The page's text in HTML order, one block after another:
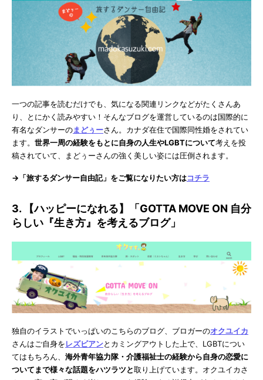
一つの記事を読むだけでも、気になる関連リンクなどがたくさんあ
り、とにかく読みやすい！そんなブログを運営しているのは国際的に
有名なダンサーのまどぅーさん。カナダ在住で国際同性婚をされてい
ます。 世界一周の経験をもとに自身の人生やLGBTについて考えを投
稿されていて、まどぅーさんの強く美しい姿には圧倒されます。
→「旅するダンサー自由記」をご覧になりたい方はコチラ
3. 【ハッピーになれる】「GOTTA MOVE ON 自分
らしい『生き方』を考えるブログ」
独自のイラストでいっぱいのこちらのブログ、ブロガーのオクユイカ
さんはご自身をレズビアンとカミングアウトした上で、LGBTについ
てはもちろん、 海外青年協力隊・介護福祉士の経験から自身の恋愛に
ついてまで様々な話題をハツラツと取り上げています。オクユイカさ